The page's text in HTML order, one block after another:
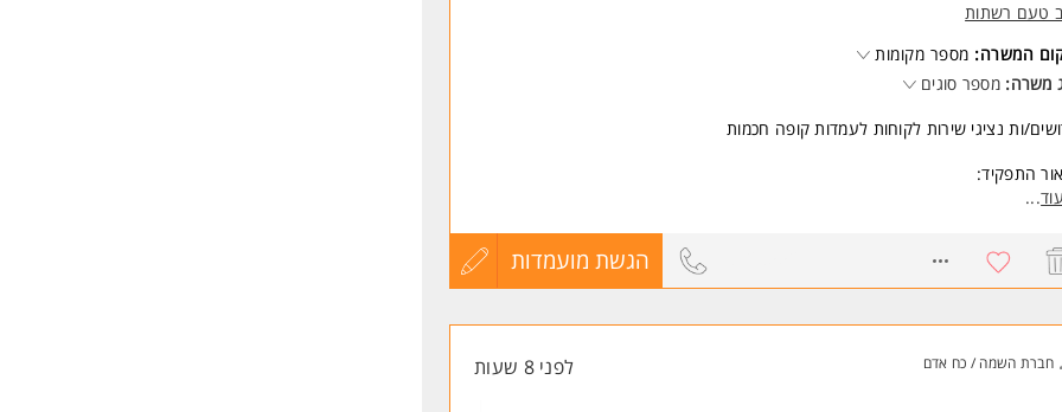
טעם רשתות
המשרה: מספר מקומות
משרה: מספר סוגים
ות נציגי שירות לקוחות לעמדות קופה חכמות
התפקיד:
ללקוחות בשימוש בקופות בשירות עצמי
בוקר וערב
43-45 ש"ח
שבת: תוספת של 150%
עוד...
הגשת מועמדות
עדכון
חברת השמה / כח אדם לפני 8 שעות